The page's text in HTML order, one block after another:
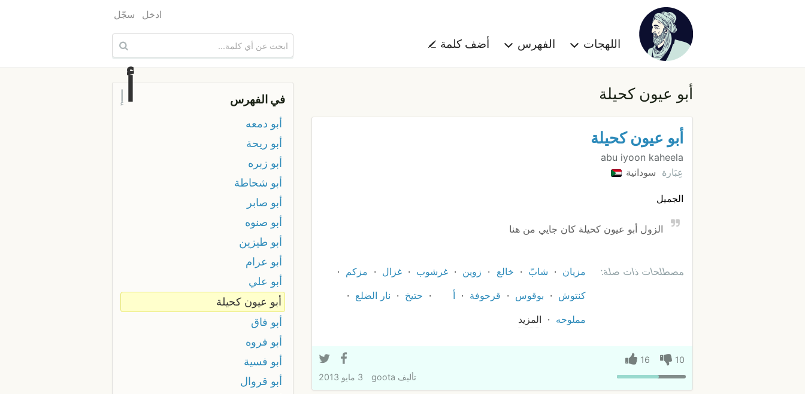
اللهجات الفهرس أضف كلمة
ادخل سجّل
أبو عيون كحيلة
أبو عيون كحيلة
abu iyoon kaheela
عِبَارة سودانية
الجميل
الزول أبو عيون كحيلة كان جايي من هنا
مصطلحات ذات صلة: مزيان شابّ خالع زوين غرشوب غزال
مزكم
كنتوش
بوقوس قرحوفة أ حتيخ
نار الضلع
مملوحه
المزيد
10
16
تأليف goota 3 مايو 2013
في الفهرس إ
أبو دمعه
أبو ريحة
أبو زبره
أبو شحاطة
أبو صابر
أبو صنوه
أبو طيزين
أبو عرام
أبو علي
أبو عيون كحيلة
أبو فاق
أبو فروه
أبو فسية
أبو قروال